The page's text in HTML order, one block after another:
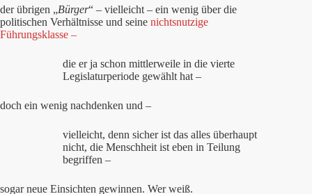
der übrigen „Bürger“ – vielleicht – ein wenig über die
politischen Verhältnisse und seine nichtsnutzige
Führungsklasse –
die er ja schon mittlerweile in die vierte
Legislaturperiode gewählt hat –
doch ein wenig nachdenken und –
vielleicht, denn sicher ist das alles überhaupt
nicht, die Menschheit ist eben in Teilung
begriffen –
sogar neue Einsichten gewinnen. Wer weiß.